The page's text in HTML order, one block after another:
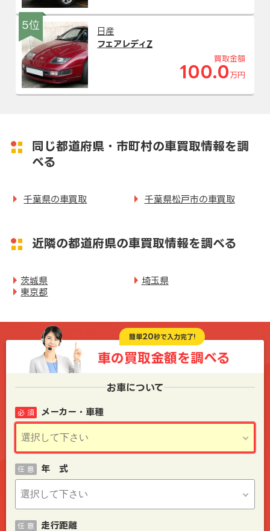
5位
日産
フェアレディZ
買取金額
100.0 万円
同じ都道府県・市町村の車買取情報を調
べる
千葉県の車買取 千葉県松戸市の車買取
近隣の都道府県の車買取情報を調べる
茨城県
埼玉県
東京都
簡単20秒で入力完了!
車の買取金額を調べる
お車について
メーカー・車種
必 須
年 式
任 意
走行距離
任 意